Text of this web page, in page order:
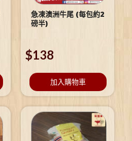
急凍澳洲牛尾 (每包約2
磅半)
$138
加入購物車